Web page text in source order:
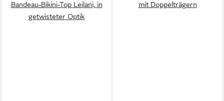
Bandeau-Bikini-Top Leilani, in
getwisteter Optik
mit Doppelträgern